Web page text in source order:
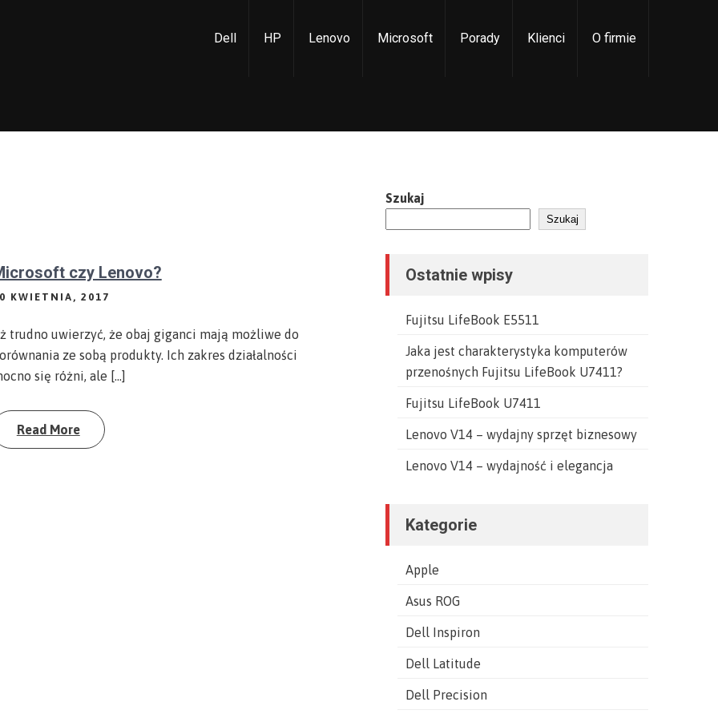
Dell HP Lenovo Microsoft Porady Klienci O firmie
czy Lenovo?
KWIETNIA, 2017
trudno uwierzyć, że obaj giganci mają możliwe do
ze sobą produkty. Ich zakres działalności
się różni, ale […]
Read More
Szukaj
Szukaj
Ostatnie wpisy
Fujitsu LifeBook E5511
Jaka jest charakterystyka komputerów
przenośnych Fujitsu LifeBook U7411?
Fujitsu LifeBook U7411
Lenovo V14 – wydajny sprzęt biznesowy
Lenovo V14 – wydajność i elegancja
Kategorie
Apple
Asus ROG
Dell Inspiron
Dell Latitude
Dell Precision